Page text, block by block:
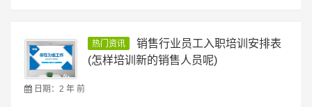
热门资讯
销售行业员工入职培训安排表
(怎样培训新的销售人员呢)
日期：2 年 前